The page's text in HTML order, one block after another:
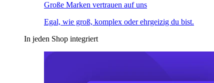
Große Marken vertrauen auf uns
Egal, wie groß, komplex oder ehrgeizig du bist.
In jeden Shop integriert